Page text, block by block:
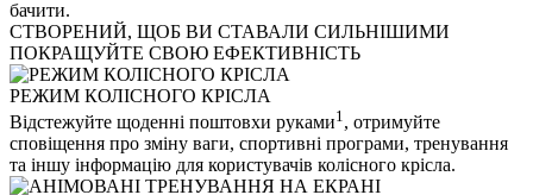
бачити.
СТВОРЕНИЙ, ЩОБ ВИ СТАВАЛИ СИЛЬНІШИМИ
ПОКРАЩУЙТЕ СВОЮ ЕФЕКТИВНІСТЬ
РЕЖИМ КОЛІСНОГО КРІСЛА
Відстежуйте щоденні поштовхи руками1 , отримуйте
сповіщення про зміну ваги, спортивні програми, тренування
та іншу інформацію для користувачів колісного крісла.